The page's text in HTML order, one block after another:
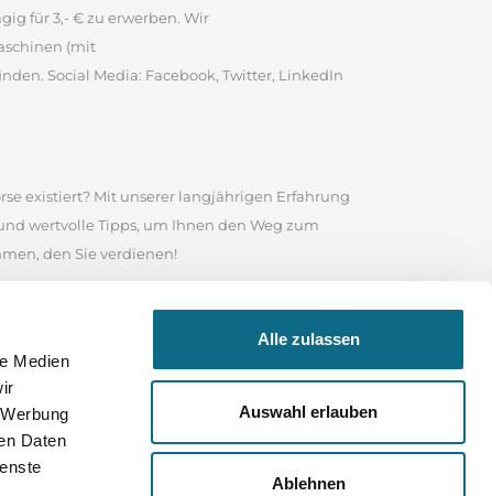
Medien
Daten
Alle zulassen
Auswahl erlauben
Ablehnen
für 3,- € zu erwerben. Wir
(mit
Social Media: Facebook, Twitter, LinkedIn
existiert? Mit unserer langjährigen Erfahrung
wertvolle Tipps, um Ihnen den Weg zum
den Sie verdienen!
ist es eine angesehene Online-Stellenbörse, in
Sie das Suchfeld in unserem
wonach Sie suchen, durchstöbern Sie unser
Bewerbung und für Ihre weitere Karriere